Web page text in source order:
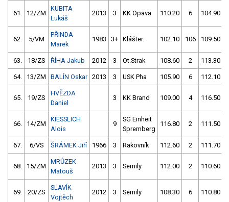
61. 12/ZM
KUBITA
Lukáš
2013 3 KK Opava 110.20 6 104.90
62. 5/VM
PŘINDA
Marek
1983 3+ Klášter. 102.10 106 109.50
63. 18/ZS ŘÍHA Jakub 2012 3 Ot.Strak 108.60 2 113.30
64. 13/ZM BALÍN Oskar 2013 3 USK Pha 105.90 6 112.10
65. 19/ZS
HVĚZDA
Daniel
3 KK Brand 109.00 4 116.50
66. 14/ZM
KIESSLICH
Alois
9
SG Einheit
Spremberg
116.80 2 111.50
67. 6/VS ŠRÁMEK Jiří 1966 3 Rakovník 112.60 2 111.70
68. 15/ZM
MRŮZEK
Matouš
2013 3 Semily 112.00 2 110.60
69. 20/ZS
SLAVÍK
Vojtěch
2012 3 Semily 108.30 6 110.80